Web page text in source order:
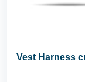
Vest Harness